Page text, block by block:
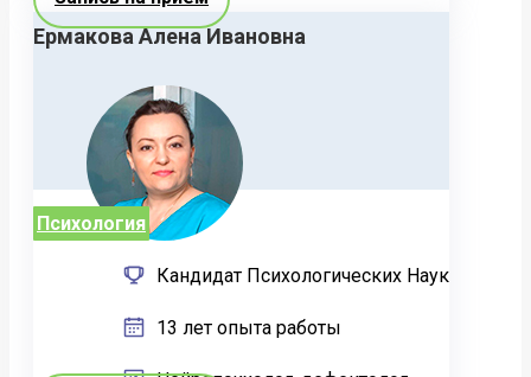
Ермакова Алена Ивановна
Психология
Кандидат Психологических Наук
13 лет опыта работы